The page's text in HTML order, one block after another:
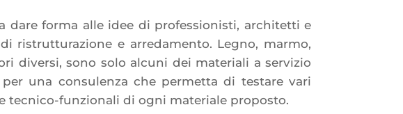
forma alle idee di professionisti, architetti e
ristrutturazione e arredamento. Legno, marmo,
diversi, sono solo alcuni dei materiali a servizio
una consulenza che permetta di testare vari
tecnico-funzionali di ogni materiale proposto.